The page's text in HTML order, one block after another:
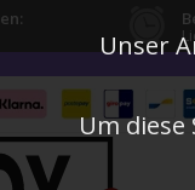
Unser
Um diese